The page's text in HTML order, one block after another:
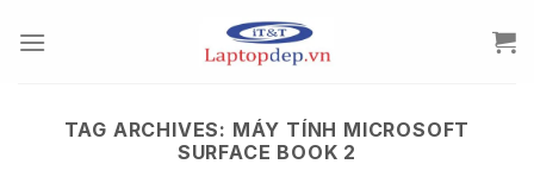
TAG ARCHIVES: MÁY TÍNH MICROSOFT
SURFACE BOOK 2